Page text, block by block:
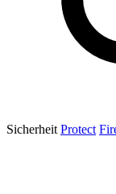
Sicherheit Protect